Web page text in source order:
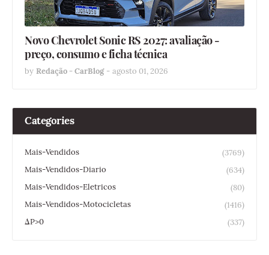
Novo Chevrolet Sonic RS 2027: avaliação -
preço, consumo e ficha técnica
by Redação - CarBlog - agosto 01, 2026
Categories
Mais-Vendidos
(3769)
Mais-Vendidos-Diario
(634)
Mais-Vendidos-Eletricos
(80)
Mais-Vendidos-Motocicletas
(1416)
ΔP>0
(337)